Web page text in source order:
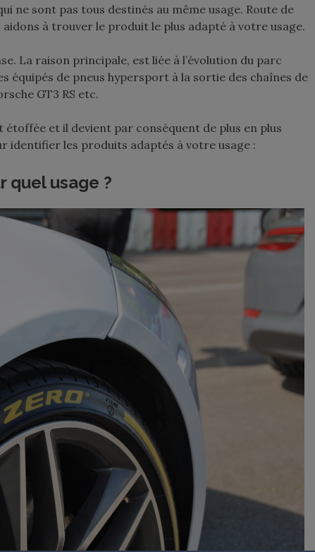
ne sont pas tous destinés au même usage. Route de
à trouver le produit le plus adapté à votre usage.
La raison principale, est liée à l’évolution du parc
équipés de pneus hypersport à la sortie des chaînes de
GT3 RS etc.
et il devient par conséquent de plus en plus
identifier les produits adaptés à votre usage :
quel usage ?